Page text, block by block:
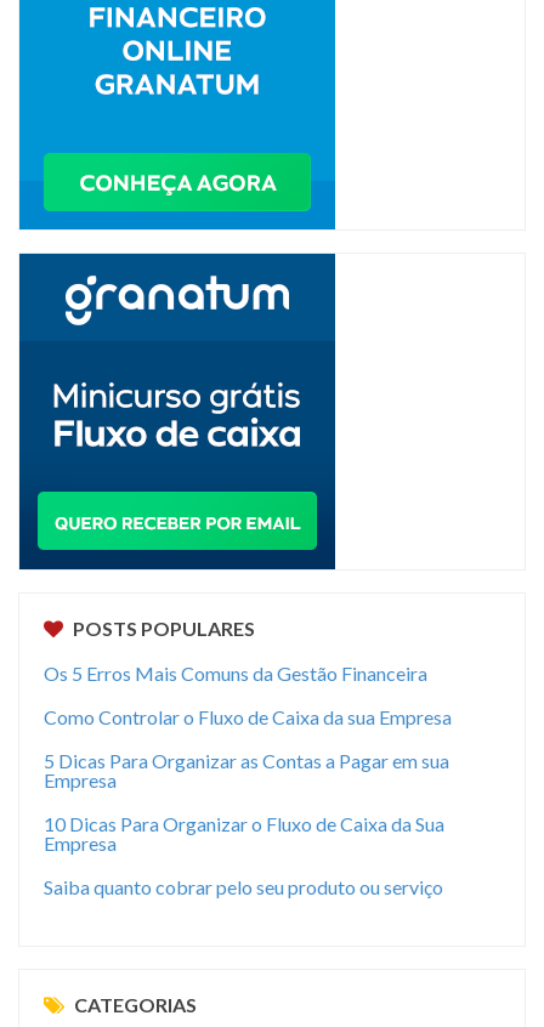
POSTS POPULARES
Os 5 Erros Mais Comuns da Gestão Financeira
Como Controlar o Fluxo de Caixa da sua Empresa
5 Dicas Para Organizar as Contas a Pagar em sua
Empresa
10 Dicas Para Organizar o Fluxo de Caixa da Sua
Empresa
Saiba quanto cobrar pelo seu produto ou serviço
CATEGORIAS